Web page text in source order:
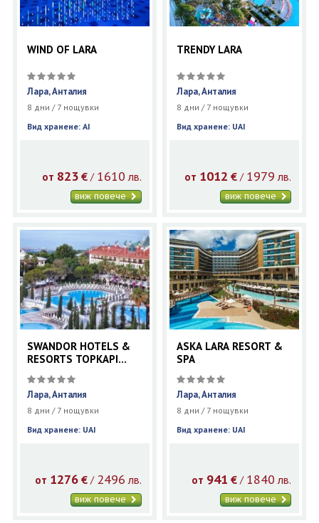
WIND OF LARA
Лара, Анталия
8 дни / 7 нощувки
Вид хранене: AI
от 823 €/ 1610 лв.
виж повече
TRENDY LARA
Лара, Анталия
8 дни / 7 нощувки
Вид хранене: UAI
от 1012 € / 1979 лв.
виж повече
SWANDOR HOTELS &
RESORTS TOPKAPI
PALACE
Лара, Анталия
8 дни / 7 нощувки
Вид хранене: UAI
от 1276 €/ 2496 лв.
виж повече
ASKA LARA RESORT &
SPA
Лара, Анталия
8 дни / 7 нощувки
Вид хранене: UAI
от 941 € / 1840 лв.
виж повече